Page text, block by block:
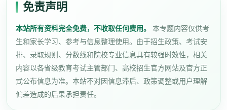
免责声明
本站所有资料完全免费，不收取任何费用。
本专题内容仅供考
生和家长学习、参考与信息整理使用。由于招生政策、考试安
排、录取规则、分数线和院校专业信息具有较强时效性，相关
内容以各省级教育考试主管部门、高校招生官方网站及官方正
式公布信息为准。本站不对因信息滞后、政策调整或用户理解
偏差造成的后果承担责任。